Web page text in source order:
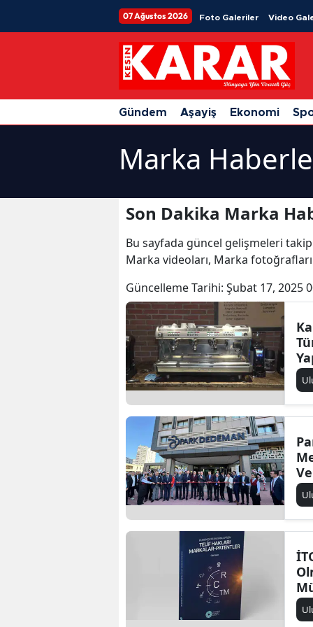
07 Ağustos 2026 Foto Galeriler Video
Gündem Aşayiş Ekonomi
Marka
Son Dakika Marka
Bu sayfada güncel gelişmeleri
Marka videoları, Marka
Güncelleme Tarihi: Şubat 17, 2025